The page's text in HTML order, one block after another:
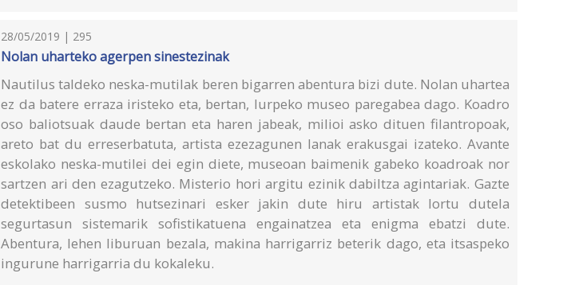
28/05/2019 | 295
Nolan uharteko agerpen sinestezinak
Nautilus taldeko neska-mutilak beren bigarren abentura bizi dute. Nolan uhartea
ez da batere erraza iristeko eta, bertan, lurpeko museo paregabea dago. Koadro
oso baliotsuak daude bertan eta haren jabeak, milioi asko dituen filantropoak,
areto bat du erreserbatuta, artista ezezagunen lanak erakusgai izateko. Avante
eskolako neska-mutilei dei egin diete, museoan baimenik gabeko koadroak nor
sartzen ari den ezagutzeko. Misterio hori argitu ezinik dabiltza agintariak. Gazte
detektibeen susmo hutsezinari esker jakin dute hiru artistak lortu dutela
segurtasun sistemarik sofistikatuena engainatzea eta enigma ebatzi dute.
Abentura, lehen liburuan bezala, makina harrigarriz beterik dago, eta itsaspeko
ingurune harrigarria du kokaleku.